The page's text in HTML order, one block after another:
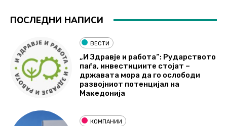
ПОСЛЕДНИ НАПИСИ
ВЕСТИ
„И Здравје и работа“: Рударството
паѓа, инвестициите стојат –
државата мора да го ослободи
развојниот потенцијал на
Македонија
КОМПАНИИ